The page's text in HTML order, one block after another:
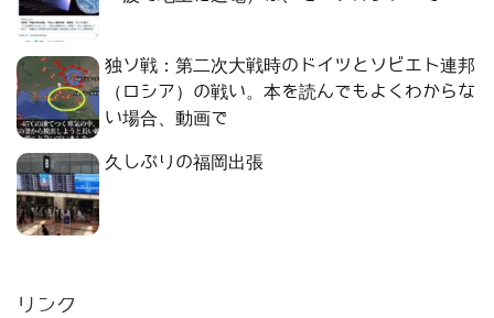
独ソ戦：第二次大戦時のドイツとソビエト連邦
（ロシア）の戦い。本を読んでもよくわからな
い場合、動画で
久しぶりの福岡出張
リンク